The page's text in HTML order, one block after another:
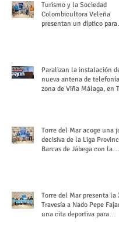
Turismo y la Sociedad
Colombicultora Veleña
presentan un díptico para
Paralizan la instalación
nueva antena de telefonía
zona de Viña Málaga, en
Torre del Mar acoge una
decisiva de la Liga
Barcas de Jábega con la
Torre del Mar presenta la
Travesía a Nado Pepe
una cita deportiva para